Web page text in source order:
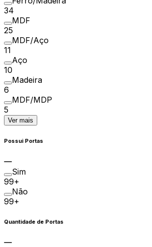
34
MDF
25
MDF/Aço
11
Aço
10
Madeira
6
MDF/MDP
5
Ver mais
Possui Portas
Sim
99+
Não
99+
Quantidade de Portas